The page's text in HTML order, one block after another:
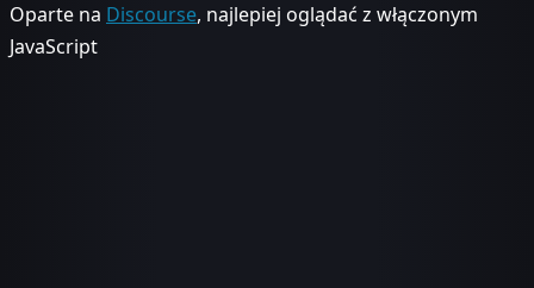
Oparte na Discourse, najlepiej oglądać z włączonym
JavaScript